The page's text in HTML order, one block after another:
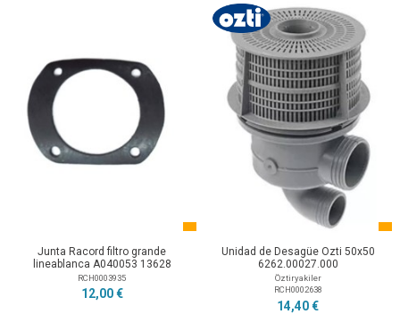
Junta Racord filtro grande
lineablanca A040053 13628
RCH0003935
12,00 €
Unidad de Desagüe Ozti 50x50
6262.00027.000
Öztiryakiler
RCH0002638
14,40 €